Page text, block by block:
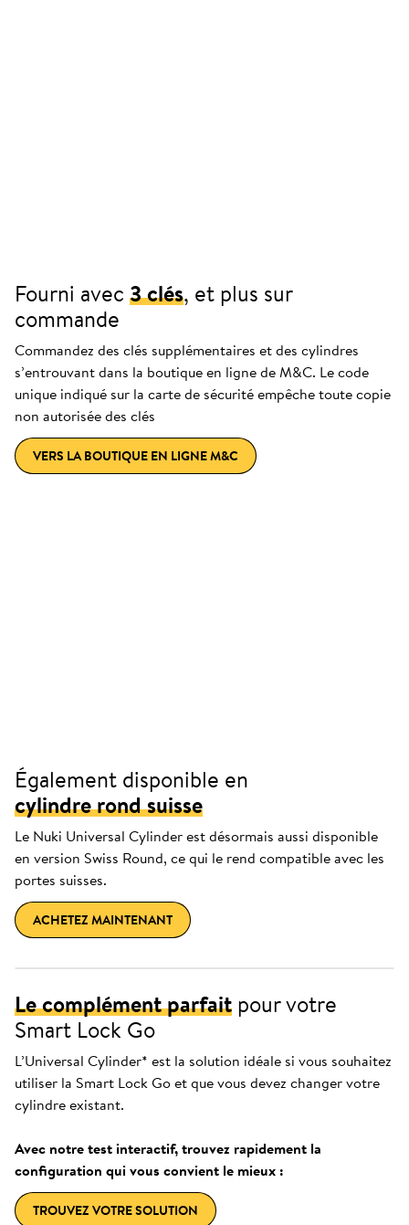
Fourni avec 3 clés, et plus sur
commande
Commandez des clés supplémentaires et des cylindres
s’entrouvant dans la boutique en ligne de M&C. Le code
unique indiqué sur la carte de sécurité empêche toute copie
non autorisée des clés
VERS LA BOUTIQUE EN LIGNE M&C
Également disponible en
cylindre rond suisse
Le Nuki Universal Cylinder est désormais aussi disponible
en version Swiss Round, ce qui le rend compatible avec les
portes suisses.
ACHETEZ MAINTENANT
Le complément parfait pour votre
Smart Lock Go
L’Universal Cylinder* est la solution idéale si vous souhaitez
utiliser la Smart Lock Go et que vous devez changer votre
cylindre existant.
Avec notre test interactif, trouvez rapidement la
configuration qui vous convient le mieux :
TROUVEZ VOTRE SOLUTION